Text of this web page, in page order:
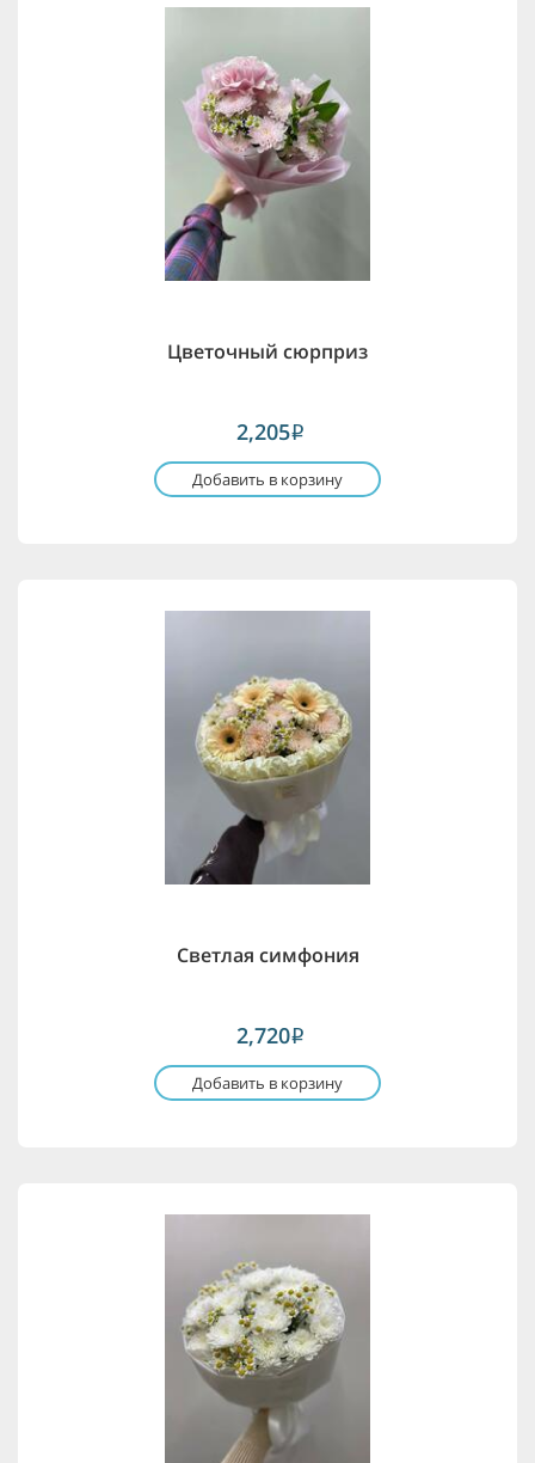
Цветочный сюрприз
2,205i
Добавить в корзину
Светлая симфония
2,720i
Добавить в корзину